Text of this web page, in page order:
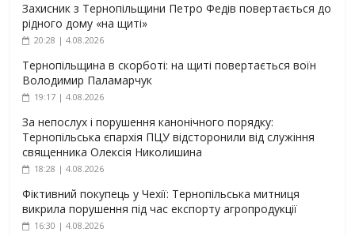
Захисник з Тернопільщини Петро Федів повертається до
рідного дому «на щиті»
20:28 | 4.08.2026
Тернопільщина в скорботі: на щиті повертається воїн
Володимир Паламарчук
19:17 | 4.08.2026
За непослух і порушення канонічного порядку:
Тернопільська єпархія ПЦУ відсторонили від служіння
священника Олексія Николишина
18:28 | 4.08.2026
Фіктивний покупець у Чехії: Тернопільська митниця
викрила порушення під час експорту агропродукції
16:30 | 4.08.2026